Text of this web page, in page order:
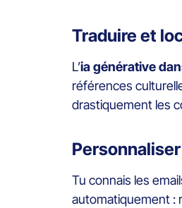
Traduire et
L’ia générative
références
drastiquement les
Tu connais les
automatiquement :